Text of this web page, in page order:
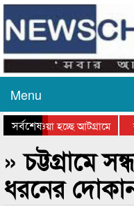
Menu
সর্বশেষ
যাওয়া হচ্ছে আটগ্রামে
পুরস্কার বিতরণ সম্পন্ন
» চট্টগ্রামে
ধরনের